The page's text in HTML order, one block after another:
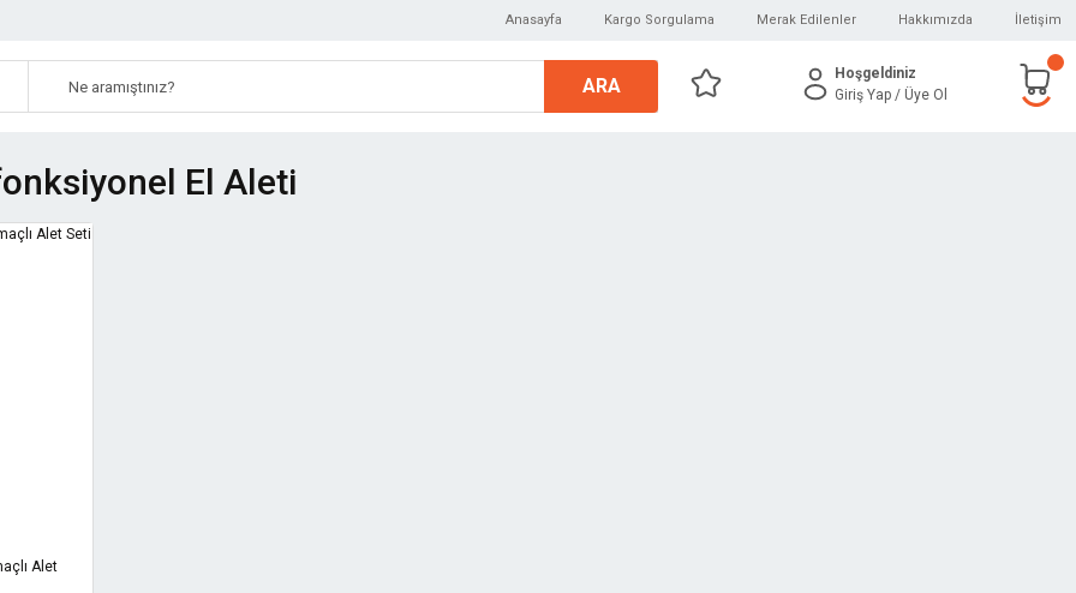
Anasayfa Kargo Sorgulama Merak Edilenler Hakkımızda İletişim
ARA
Hoşgeldiniz
Giriş Yap / Üye Ol
El Aleti
Alet